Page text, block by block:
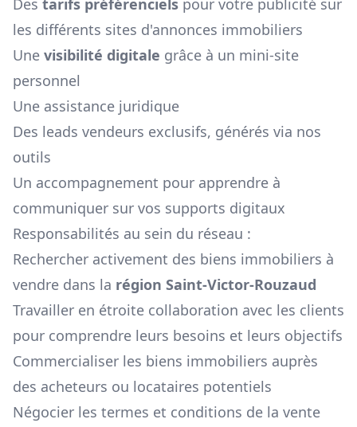
Des tarifs préférenciels pour votre publicité sur
les différents sites d'annonces immobiliers
Une visibilité digitale grâce à un mini-site
personnel
Une assistance juridique
Des leads vendeurs exclusifs, générés via nos
outils
Un accompagnement pour apprendre à
communiquer sur vos supports digitaux
Responsabilités au sein du réseau :
Rechercher activement des biens immobiliers à
vendre dans la région Saint-Victor-Rouzaud
Travailler en étroite collaboration avec les clients
pour comprendre leurs besoins et leurs objectifs
Commercialiser les biens immobiliers auprès
des acheteurs ou locataires potentiels
Négocier les termes et conditions de la vente